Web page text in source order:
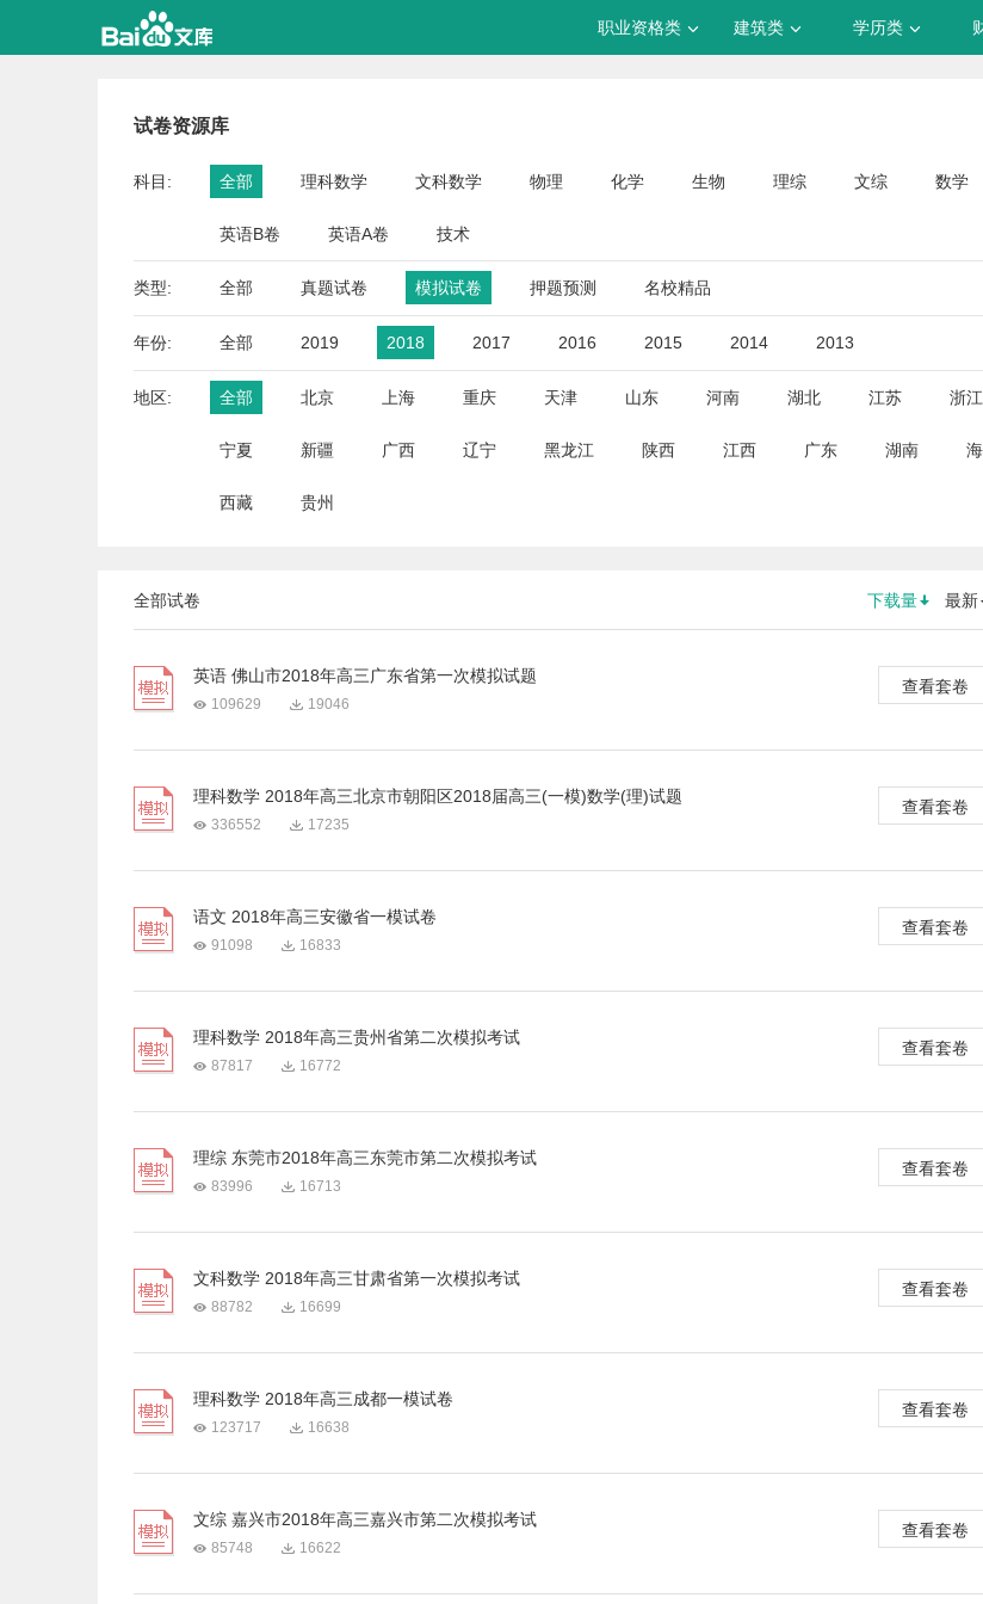
职业资格类 建筑类 学历类
试卷资源库
科目: 全部 理科数学 文科数学 物理 化学 生物 理综 文综 数学
英语B卷 英语A卷 技术
类型: 全部 真题试卷 模拟试卷 押题预测 名校精品
年份: 全部 2019 2018 2017 2016 2015 2014 2013
地区: 全部 北京 上海 重庆 天津 山东 河南 湖北 江苏 浙江
宁夏 新疆 广西 辽宁 黑龙江 陕西 江西 广东 湖南
西藏 贵州
全部试卷 下载量 最新
英语 佛山市2018年高三广东省第一次模拟试题
109629 19046
查看套卷
理科数学 2018年高三北京市朝阳区2018届高三(一模)数学(理)试题
336552 17235
查看套卷
语文 2018年高三安徽省一模试卷
91098 16833
查看套卷
理科数学 2018年高三贵州省第二次模拟考试
87817 16772
查看套卷
理综 东莞市2018年高三东莞市第二次模拟考试
83996 16713
查看套卷
文科数学 2018年高三甘肃省第一次模拟考试
88782 16699
查看套卷
理科数学 2018年高三成都一模试卷
123717 16638
查看套卷
文综 嘉兴市2018年高三嘉兴市第二次模拟考试
85748 16622
查看套卷